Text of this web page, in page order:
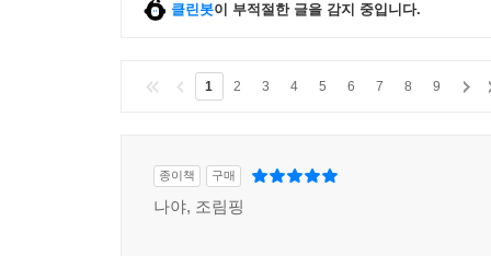
클린봇이 부적절한 글을 감지 중입니다.
1 2 3 4 5 6 7 8 9
종이책 구매
나야, 조림핑